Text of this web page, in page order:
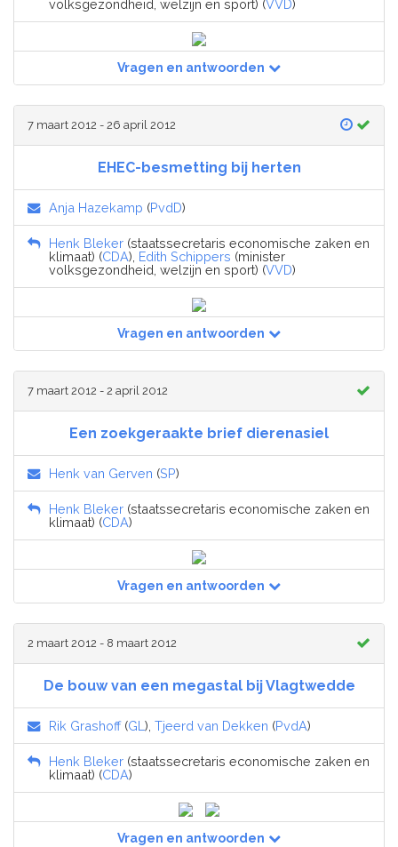
volksgezondheid, welzijn en sport) (VVD)
Vragen en antwoorden
7 maart 2012 - 26 april 2012
EHEC-besmetting bij herten
Anja Hazekamp (PvdD)
Henk Bleker (staatssecretaris economische zaken en
klimaat) (CDA), Edith Schippers (minister
volksgezondheid, welzijn en sport) (VVD)
Vragen en antwoorden
7 maart 2012 - 2 april 2012
Een zoekgeraakte brief dierenasiel
Henk van Gerven (SP)
Henk Bleker (staatssecretaris economische zaken en
klimaat) (CDA)
Vragen en antwoorden
2 maart 2012 - 8 maart 2012
De bouw van een megastal bij Vlagtwedde
Rik Grashoff(GL ), Tjeerd van Dekken (PvdA)
Henk Bleker (staatssecretaris economische zaken en
klimaat) (CDA)
Vragen en antwoorden